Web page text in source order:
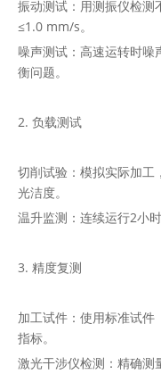
振动测试：用测振仪检测
≤1.0 mm/s。
噪声测试：高速运转时
衡问题。
2. 负载测试
切削试验：模拟实际加工
光洁度。
温升监测：连续运行2小
3. 精度复测
加工试件：使用标准试
指标。
激光干涉仪检测：精确测